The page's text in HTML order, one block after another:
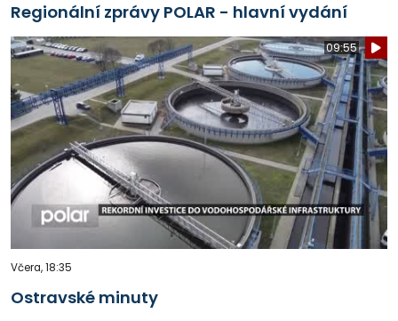
Regionální zprávy POLAR - hlavní vydání
09:55
Včera, 18:35
Ostravské minuty